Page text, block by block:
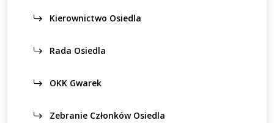
Kierownictwo Osiedla
Rada Osiedla
OKK Gwarek
Zebranie Członków Osiedla